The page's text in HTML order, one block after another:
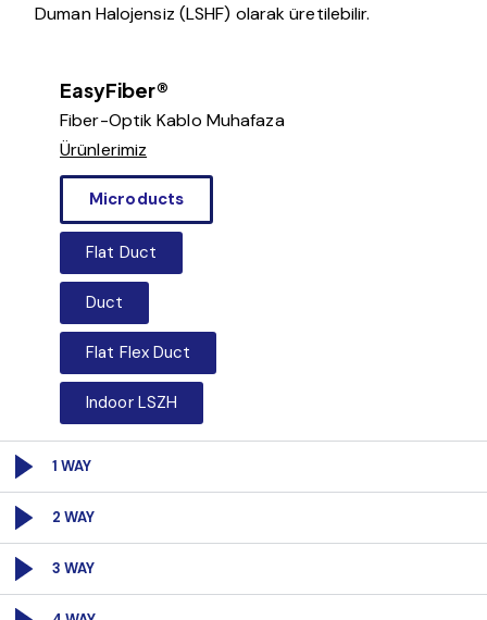
Duman Halojensiz (LSHF) olarak üretilebilir.
EasyFiber®
Fiber-Optik Kablo Muhafaza
Ürünlerimiz
Microducts
Flat Duct
Duct
Flat Flex Duct
Indoor LSZH
1 WAY
2 WAY
3 WAY